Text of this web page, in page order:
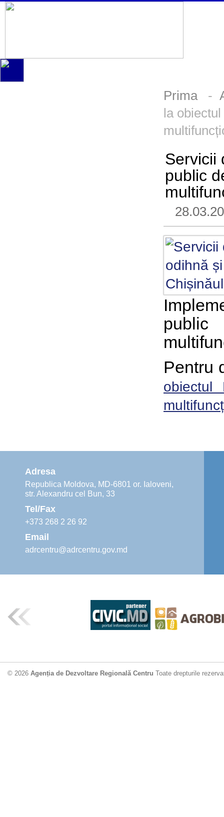
Prima-
la
Servicii
public
Pentru
obiectul
Adresa
Republica Moldova, MD-6801 or. Ialoveni,
str. Alexandru cel Bun, 33
Tel/Fax
+373 268 2 26 92
Email
adrcentru@adrcentru.gov.md
© 2026 Agenția de Dezvoltare Regională Centru Toate drepturile